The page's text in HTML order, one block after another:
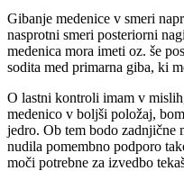
Gibanje medenice v smeri
nasprotni smeri posteriorni
medenica mora imeti oz. še
sodita med primarna giba, ki
O lastni kontroli imam v
medenico v boljši položaj,
jedro. Ob tem bodo zadnjične
nudila pomembno podporo
moči potrebne za izvedbo